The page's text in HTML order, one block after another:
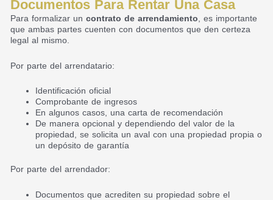
Documentos Para Rentar Una Casa
Para formalizar un contrato de arrendamiento , es importante
que ambas partes cuenten con documentos que den certeza
legal al mismo.
Por parte del arrendatario:
Identificación oficial
Comprobante de ingresos
En algunos casos, una carta de recomendación
De manera opcional y dependiendo del valor de la
propiedad, se solicita un aval con una propiedad propia o
un depósito de garantía
Por parte del arrendador:
Documentos que acrediten su propiedad sobre el